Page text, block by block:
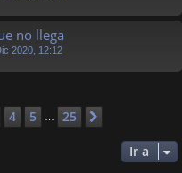
no llega
2020, 12:12
25
4 5 25
Ir a